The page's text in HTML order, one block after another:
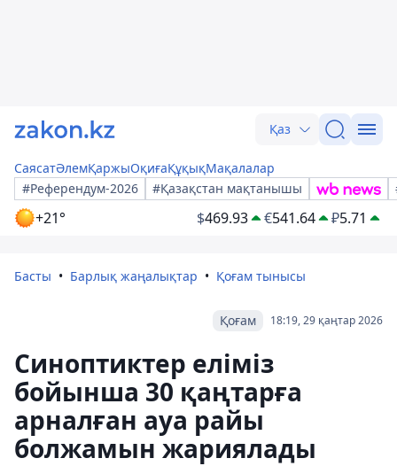
Қаз
СаясатӘлемҚаржыОқиғаҚұқықМақалалар
#Референдум-2026
#Қазақстан мақтанышы
+21° $469.93 €541.64 ₽5.71
Басты Барлық жаңалықтар Қоғам тынысы
18:19, 29 қаңтар 2026
Қоғам
Синоптиктер еліміз
бойынша 30 қаңтарға
арналған ауа райы
болжамын жариялады